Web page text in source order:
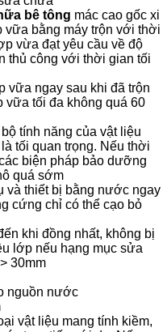
bê tông mác cao gốc xi
vữa bằng máy trộn với thời
vừa đạt yêu cầu về độ
thủ công với thời gian tối
vữa ngay sau khi đã trộn
vữa tối đa không quá 60
tính năng của vật liệu
tối quan trọng. Nếu thời
biện pháp bảo dưỡng
quá sớm
và thiết bị bằng nước ngay
cứng chỉ có thể cạo bỏ
khi đồng nhất, không bị
lớp nếu hạng mục sửa
30mm
nguồn nước
vật liệu mang tính kiềm,